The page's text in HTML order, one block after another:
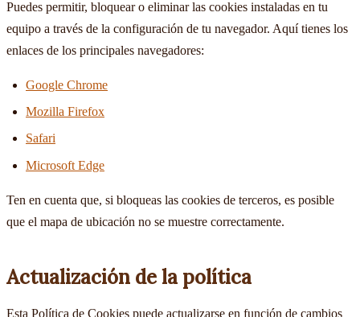
Puedes permitir, bloquear o eliminar las cookies instaladas en tu
equipo a través de la configuración de tu navegador. Aquí tienes los
enlaces de los principales navegadores:
Google Chrome
Mozilla Firefox
Safari
Microsoft Edge
Ten en cuenta que, si bloqueas las cookies de terceros, es posible
que el mapa de ubicación no se muestre correctamente.
Actualización de la política
Esta Política de Cookies puede actualizarse en función de cambios